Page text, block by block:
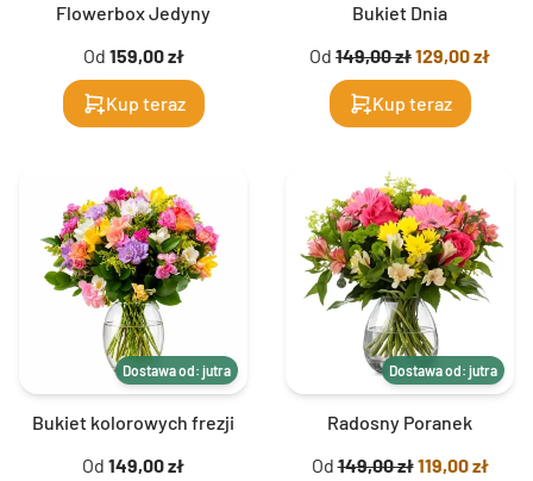
Flowerbox Jedyny
Od 159,00 zł
Kup teraz
Bukiet Dnia
Od 149,00 zł129,00 zł
Kup teraz
Dostawa od: jutra
Bukiet kolorowych frezji
Od 149,00 zł
Dostawa od: jutra
Radosny Poranek
Od149,00 zł119,00 zł